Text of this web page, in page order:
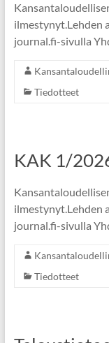
ilmestynyt.Lehden
journal.fi-sivulla
Tiedotteet
KAK 1/
ilmestynyt.Lehden
journal.fi-sivulla
Tiedotteet